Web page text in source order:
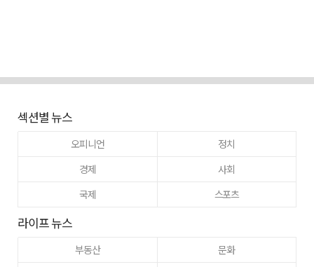
섹션별 뉴스
오피니언
정치
경제
사회
국제
스포츠
라이프 뉴스
부동산
문화